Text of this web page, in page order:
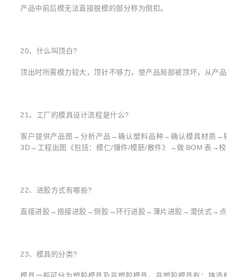
产品中前后模无法直接脱模的部分称为倒扣。
20、什么叫顶白?
顶出时所需模力较大，顶针不够力，使产品局部被顶坏，从产
21、工厂的模具设计流程是什么?
客户提供产品图→分析产品→确认塑料品种→确认模具材质
3D→工程出图《包括：模仁/镶件/模胚/散件》→做 BOM 表→
22、进胶方式有哪些?
直接进胶→搭接进胶→侧胶→环行进胶→薄片进胶→潜伏式→
23、模具的分类?